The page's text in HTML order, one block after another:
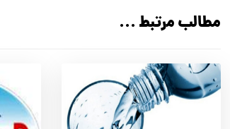
مطالب مرتبط ...